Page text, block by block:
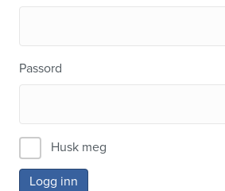
Passord
Husk meg
Logg inn